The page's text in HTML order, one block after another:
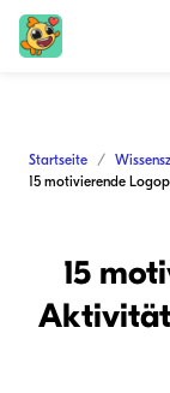
Startseite
15